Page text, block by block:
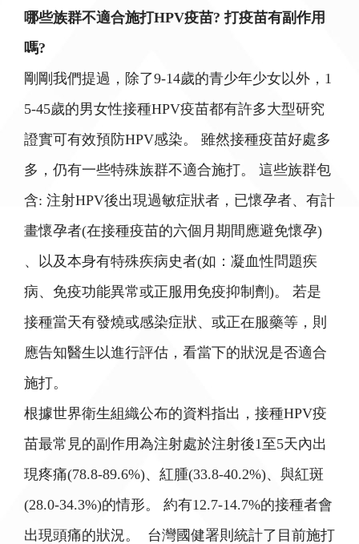
哪些族群不適合施打HPV疫苗? 打疫苗有副作用
嗎?
剛剛我們提過，除了9-14歲的青少年少女以外，1
5-45歲的男女性接種HPV疫苗都有許多大型研究
證實可有效預防HPV感染。 雖然接種疫苗好處多
多，仍有一些特殊族群不適合施打。 這些族群包
含: 注射HPV後出現過敏症狀者，已懷孕者、有計
畫懷孕者(在接種疫苗的六個月期間應避免懷孕)
、以及本身有特殊疾病史者(如：凝血性問題疾
病、免疫功能異常或正服用免疫抑制劑)。 若是
接種當天有發燒或感染症狀、或正在服藥等，則
應告知醫生以進行評估，看當下的狀況是否適合
施打。
根據世界衛生組織公布的資料指出，接種HPV疫
苗最常見的副作用為注射處於注射後1至5天內出
現疼痛(78.8-89.6%)、紅腫(33.8-40.2%)、與紅斑
(28.0-34.3%)的情形。 約有12.7-14.7%的接種者會
出現頭痛的狀況。 台灣國健署則統計了目前施打